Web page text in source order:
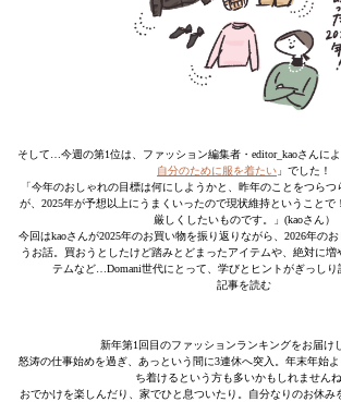
そして…今週の第1位は、ファッション編集者・editor_kaoさんに
自分のために服を着たい 」でした！
「今年のおしゃれの目標は何にしようかと、昨年のことをつら
が、2025年が予想以上にうまくいったので現状維持ということで
厳しくしたいものです。」(kaoさん）
今回はkaoさんが2025年のお買い物を振り返りながら、2026年の
うお話。買おうとしたけど踏みとどまったアイテムや、絶対に増
テムなど…Domani世代にとって、学びとヒントがぎっしり
記事を読む
新年第1回目のファッションランキングをお届け
怒涛の仕事始めを過ぎ、あっという間に3連休へ突入。年末年始
ち着けるという方も多いかもしれませんね
おでかけを楽しんだり、家でひと息ついたり。自分なりのお休み